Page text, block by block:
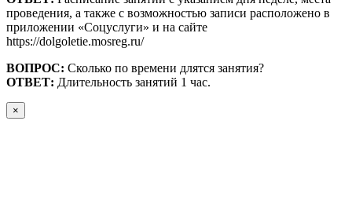
проведения, а также с возможностью записи расположено в
приложении «Соцуслуги» и на сайте
https://dolgoletie.mosreg.ru/
ВОПРОС: Сколько по времени длятся занятия?
ОТВЕТ: Длительность занятий 1 час.
×